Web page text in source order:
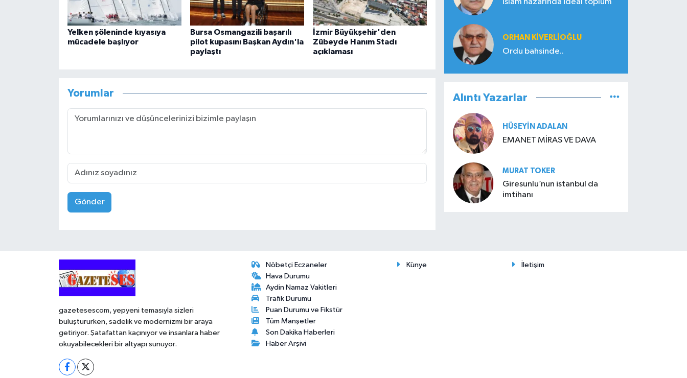
Yelken şöleninde kıyasıya
mücadele başlıyor
Bursa Osmangazili başarılı
pilot kupasını Başkan Aydın'la
paylaştı
İzmir Büyükşehir'den
Zübeyde Hanım Stadı
açıklaması
Yorumlar
Gönder
ORHAN KIVERLIOĞLU
Ordu bahsinde..
Alıntı Yazarlar
HÜSEYIN ADALAN
EMANET MİRAS VE DAVA
MURAT TOKER
Giresunlu’nun istanbul da
imtihanı
gazetesescom, yepyeni temasıyla sizleri
buluştururken, sadelik ve modernizmi bir araya
getiriyor. Şatafattan kaçınıyor ve insanlara haber
okuyabilecekleri bir altyapı sunuyor.
Nöbetçi Eczaneler
Hava Durumu
Aydin Namaz Vakitleri
Trafik Durumu
Puan Durumu ve Fikstür
Tüm Manşetler
Son Dakika Haberleri
Haber Arşivi
Künye İletişim